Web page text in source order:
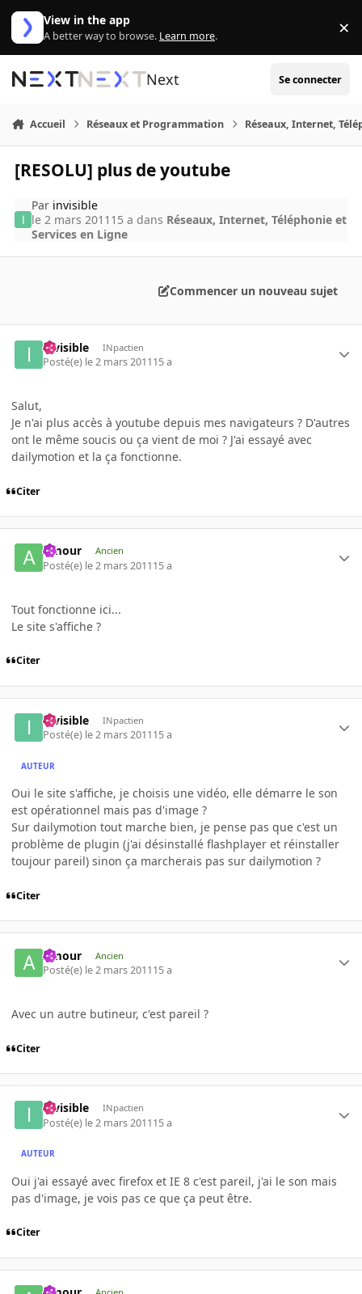
Aller au contenu
View in the app
A better way to browse. Learn more. ×
Next Se connecter
Accueil Réseaux et Programmation Réseaux, Internet,
[RESOLU] plus de youtube
Par invisible
le 2 mars 2011 15 a dans Réseaux, Internet, Téléphonie et
Services en Ligne
Commencer un nouveau sujet
invisible INpactien
Posté(e) le 2 mars 201115 a
Salut,
Je n'ai plus accès à youtube depuis mes navigateurs ? D'autres
ont le même soucis ou ça vient de moi ? J'ai essayé avec
dailymotion et la ça fonctionne.
Citer
Amour Ancien
Posté(e) le 2 mars 201115 a
Tout fonctionne ici...
Le site s'affiche ?
Citer
invisible INpactien
Posté(e) le 2 mars 201115 a
AUTEUR
Oui le site s'affiche, je choisis une vidéo, elle démarre le son
est opérationnel mais pas d'image ?
Sur dailymotion tout marche bien, je pense pas que c'est un
problème de plugin (j'ai désinstallé flashplayer et réinstaller
toujour pareil) sinon ça marcherais pas sur dailymotion ?
Citer
Amour Ancien
Posté(e) le 2 mars 201115 a
Avec un autre butineur, c'est pareil ?
Citer
invisible INpactien
Posté(e) le 2 mars 201115 a
AUTEUR
Oui j'ai essayé avec firefox et IE 8 c'est pareil, j'ai le son mais
pas d'image, je vois pas ce que ça peut être.
Citer